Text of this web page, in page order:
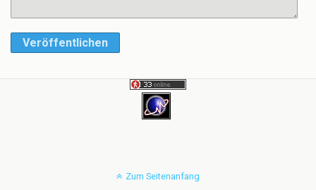
Veröffentlichen
Zum Seitenanfang